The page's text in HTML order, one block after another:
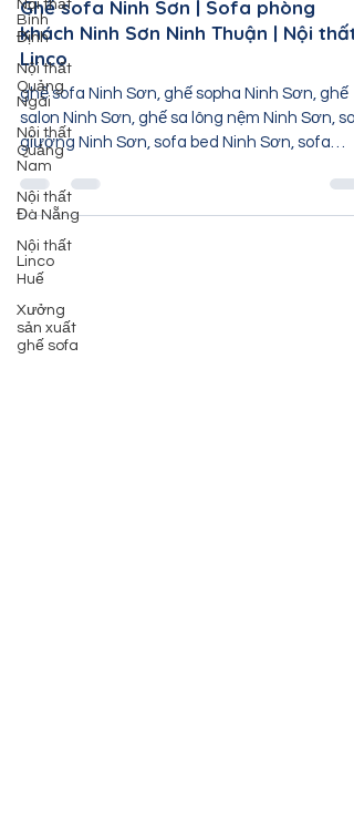
Nội thất
Bình
Định
Nội thất
Quảng
Ngãi
Nội thất
Quảng
Nam
Nội thất
Đà Nẵng
Nội thất
Linco
Huế
Xưởng
sản xuất
ghế sofa
1 phút đọc
Ghế sofa Ninh Sơn | Sofa phòng
khách Ninh Sơn Ninh Thuận | Nội thất
Linco
ghế sofa Ninh Sơn, ghế sopha Ninh Sơn, ghế
salon Ninh Sơn, ghế sa lông nệm Ninh Sơn,
giường Ninh Sơn, sofa bed Ninh Sơn, sofa
băng...